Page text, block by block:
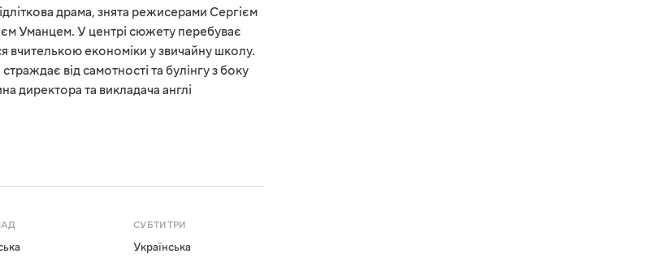
драма, знята режисерами Сергієм
Уманцем. У центрі сюжету перебуває
вчителькою економіки у звичайну школу.
від самотності та булінгу з боку
директора та викладача англі
СУБТИТРИ
Українська